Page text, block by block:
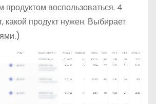
продуктом воспользоваться. 4
какой продукт нужен. Выбирает